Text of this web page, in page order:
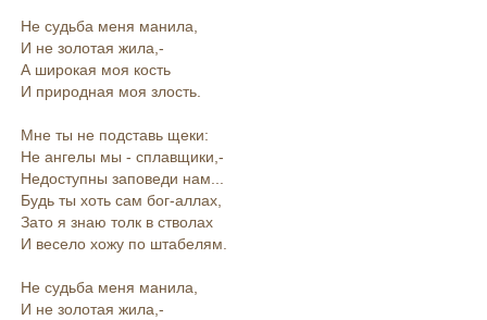
Не судьба меня манила,
И не золотая жила,-
А широкая моя кость
И природная моя злость.
Мне ты не подставь щеки:
Не ангелы мы - сплавщики,-
Недоступны заповеди нам...
Будь ты хоть сам бог-аллах,
Зато я знаю толк в стволах
И весело хожу по штабелям.
Не судьба меня манила,
И не золотая жила,-